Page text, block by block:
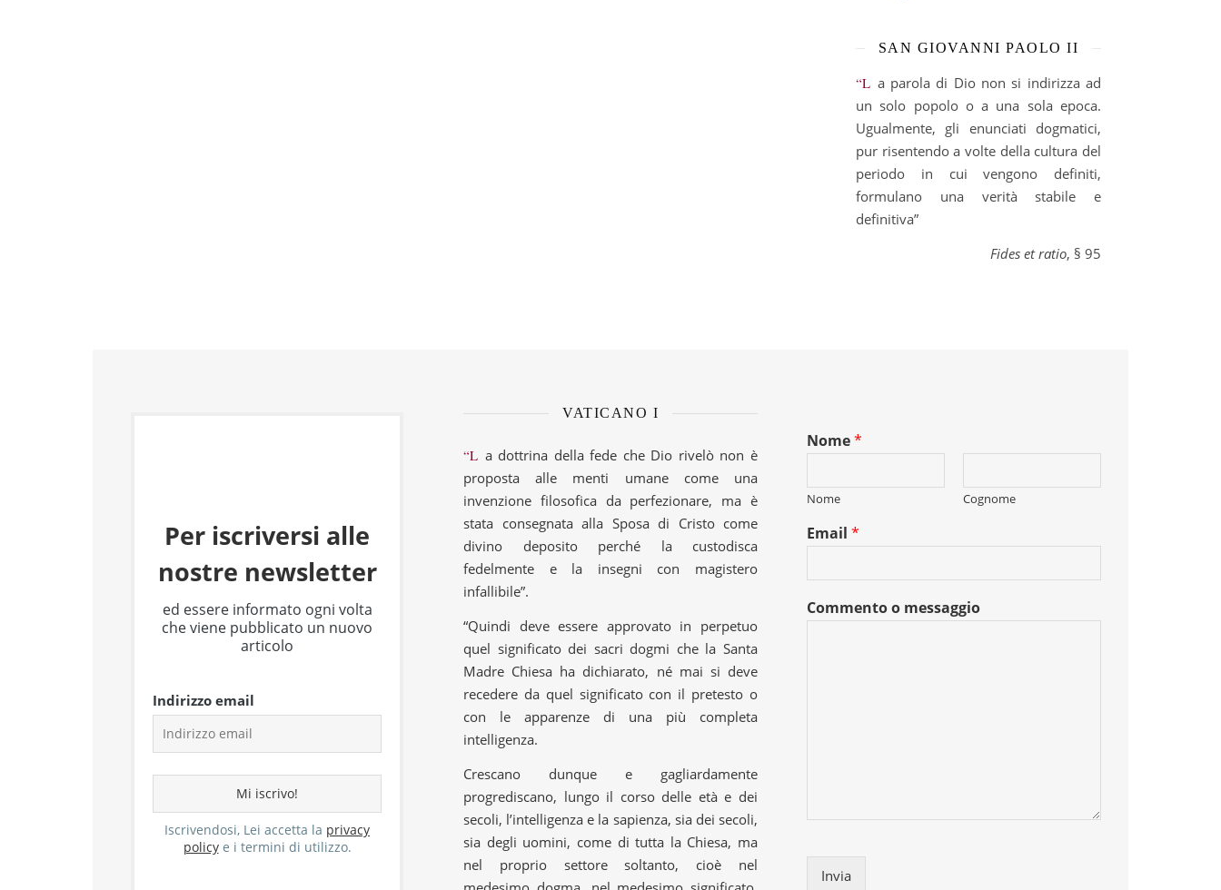
SAN GIOVANNI PAOLO II
“La parola di Dio non si indirizza ad
un solo popolo o a una sola epoca.
Ugualmente, gli enunciati dogmatici,
pur risentendo a volte della cultura del
periodo in cui vengono definiti,
formulano una verità stabile e
definitiva”
Fides et ratio, § 95
Per iscriversi alle
nostre newsletter
ed essere informato ogni volta
che viene pubblicato un nuovo
articolo
Indirizzo email
Iscrivendosi, Lei accetta la privacy
policye i termini di utilizzo.
VATICANO I
“La dottrina della fede che Dio rivelò non è
proposta alle menti umane come una
invenzione filosofica da perfezionare, ma è
stata consegnata alla Sposa di Cristo come
divino deposito perché la custodisca
fedelmente e la insegni con magistero
infallibile”.
“Quindi deve essere approvato in perpetuo
quel significato dei sacri dogmi che la Santa
Madre Chiesa ha dichiarato, né mai si deve
recedere da quel significato con il pretesto o
con le apparenze di una più completa
intelligenza.
Crescano dunque e gagliardamente
progrediscano, lungo il corso delle età e dei
secoli, l’intelligenza e la sapienza, sia dei secoli,
sia degli uomini, come di tutta la Chiesa, ma
nel proprio settore soltanto, cioè nel
Nome*
Nome Cognome
Email *
Commento o messaggio
Invia